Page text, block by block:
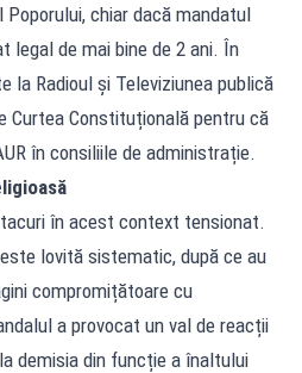
chiar dacă mandatul
legal de mai bine de 2 ani. În
la Radioul și Televiziunea publică
Constituțională pentru că
în consiliile de administrație.
în acest context tensionat.
lovită sistematic, după ce au
compromițătoare cu
a provocat un val de reacții
demisia din funcție a înaltului